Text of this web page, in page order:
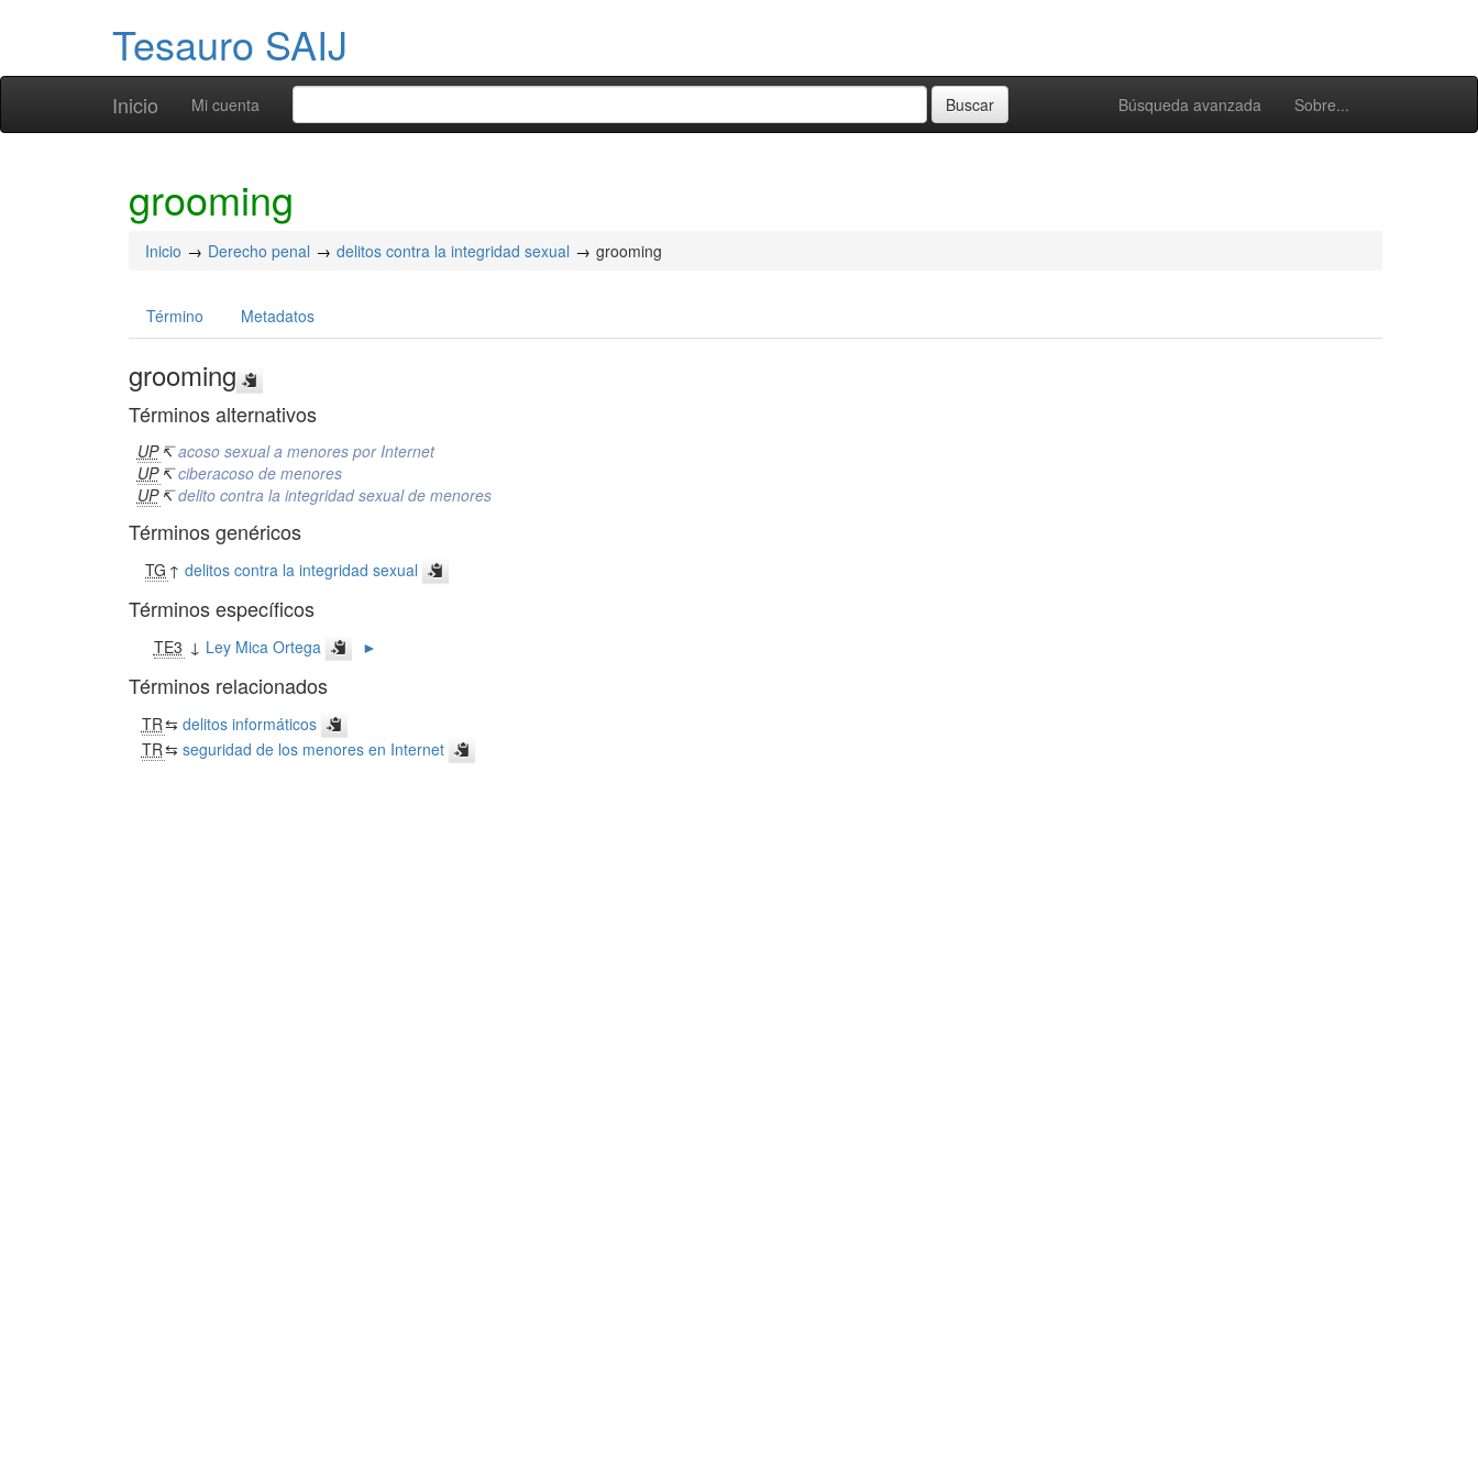
Tesauro SAIJ
Inicio Búsqueda avanzada Sobre...
Mi cuenta
grooming
Inicio Derecho penal delitos contra la integridad sexual grooming
Término Metadatos
grooming
Términos alternativos
UP ↸acoso sexual a menores por Internet
UP ↸ciberacoso de menores
UP ↸delito contra la integridad sexual de menores
Términos genéricos
TG ↑delitos contra la integridad sexual
Términos específicos
TE3 ↓ Ley Mica Ortega ►
Términos relacionados
TR⇆ delitos informáticos
TR⇆ seguridad de los menores en Internet